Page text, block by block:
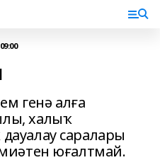
генә алға
халыҡ
саралары
юғалтмай.